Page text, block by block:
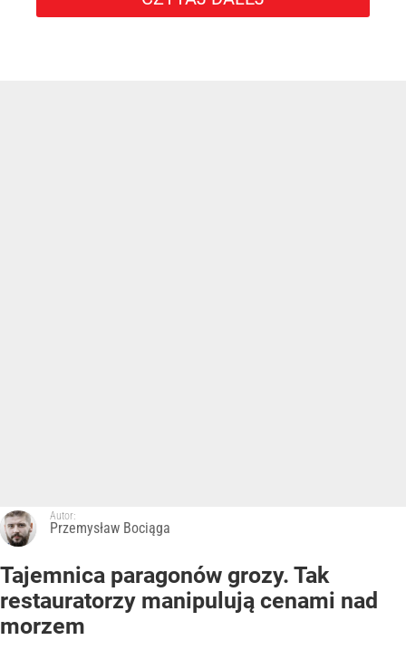
Autor:
Przemysław Bociąga
Tajemnica paragonów grozy. Tak
restauratorzy manipulują cenami nad
morzem